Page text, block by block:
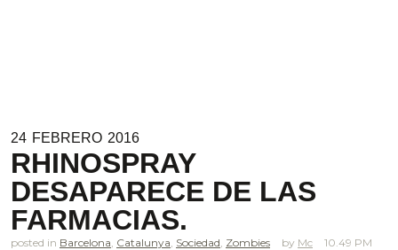
24 FEBRERO 2016
RHINOSPRAY
DESAPARECE DE LAS
FARMACIAS.
posted in Barcelona Catalunya Sociedad Zombies Mc 10.49 PM